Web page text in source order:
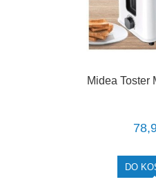
Midea Toster
DO